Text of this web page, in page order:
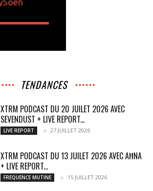
TENDANCES
XTRM PODCAST DU 20 JUILET 2026 AVEC
SEVENDUST + LIVE REPORT...
LIVE REPORT 27 JUILLET 2026
XTRM PODCAST DU 13 JUILET 2026 AVEC AĦNA
+ LIVE REPORT...
FREQUENCE MUTINE 15 JUILLET 2026